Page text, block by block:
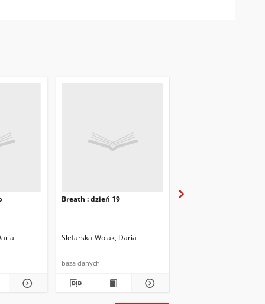
Breath : dzień 19
Ślefarska-Wolak, Daria
baza danych